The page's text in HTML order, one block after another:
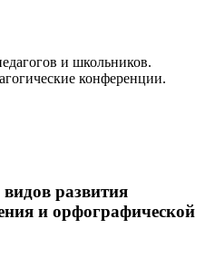
и школьников.
конференции.
развития
и орфографической